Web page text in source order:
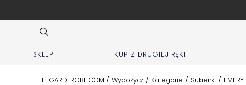
SKLEP KUP Z DRUGIEJ RĘKI
E-GARDEROBE.COM / Wypożycz / Kategorie / Sukienki / EMERY